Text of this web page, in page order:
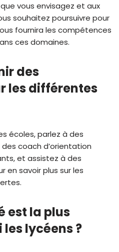
vous envisagez et aux
souhaitez poursuivre pour
fournira les compétences
ces domaines.
des
les différentes
écoles, parlez à des
coach d’orientation
et assistez à des
en savoir plus sur les
est la plus
lycéens ?